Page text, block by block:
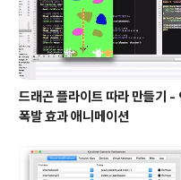
드래곤 플라이트 따라 만들기 -
폭발 효과 애니메이션